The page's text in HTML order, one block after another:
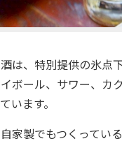
は、特別提供の氷点
ボール、サワー、カ
います。
家製でもつくってい